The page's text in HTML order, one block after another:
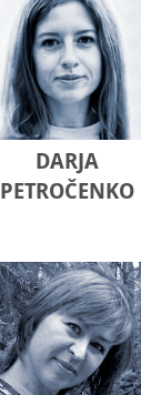
DARJA
PETROČENKO